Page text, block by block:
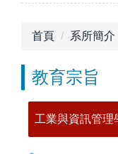
首頁 系所簡介
教育宗旨
工業與資訊管理